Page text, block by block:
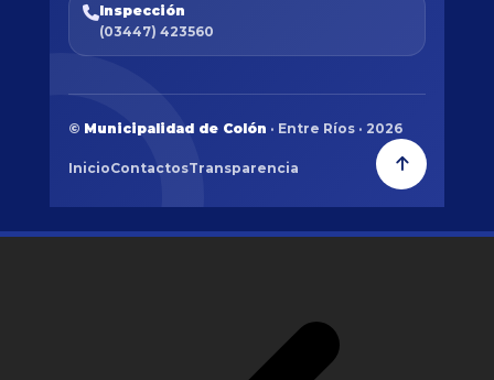
Inspección
(03447) 423560
© Municipalidad de Colón · Entre Ríos · 2026
InicioContactosTransparencia